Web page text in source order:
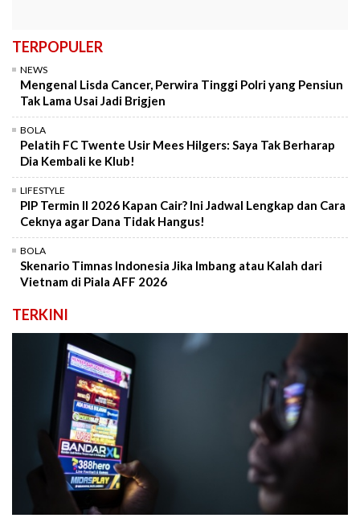
TERPOPULER
NEWS
Mengenal Lisda Cancer, Perwira Tinggi Polri yang Pensiun
Tak Lama Usai Jadi Brigjen
BOLA
Pelatih FC Twente Usir Mees Hilgers: Saya Tak Berharap
Dia Kembali ke Klub!
LIFESTYLE
PIP Termin II 2026 Kapan Cair? Ini Jadwal Lengkap dan Cara
Ceknya agar Dana Tidak Hangus!
BOLA
Skenario Timnas Indonesia Jika Imbang atau Kalah dari
Vietnam di Piala AFF 2026
TERKINI